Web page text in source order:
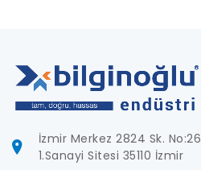
İzmir Merkez 2824 Sk. No:26
1.Sanayi Sitesi 35110 İzmir